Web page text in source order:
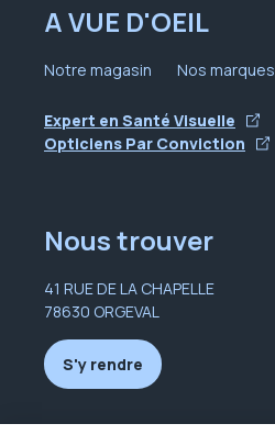
A VUE D'OEIL
Notre magasin Nos marques
Expert en Santé Visuelle
Opticiens Par Conviction
Nous trouver
41 RUE DE LA CHAPELLE
78630 ORGEVAL
S'y rendre